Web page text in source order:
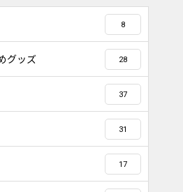
8
グッズ 28
37
31
17